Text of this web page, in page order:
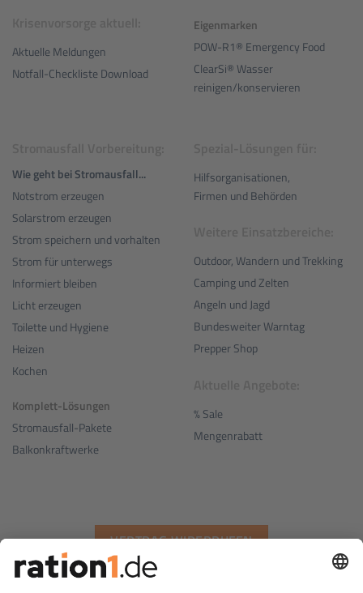
Aktuelle Meldungen
Notfall-Checkliste Download
Eigenmarken
POW-R1® Emergency Food
ClearSi® Wasser
reinigen/konservieren
Wie geht bei Stromausfall...
Notstrom erzeugen
Solarstrom erzeugen
Strom speichern und vorhalten
Strom für unterwegs
Informiert bleiben
Licht erzeugen
Toilette und Hygiene
Heizen
Kochen
Komplett-Lösungen
Stromausfall-Pakete
Balkonkraftwerke
Hilfsorganisationen,
Firmen und Behörden
Outdoor, Wandern und Trekking
Camping und Zelten
Angeln und Jagd
Bundesweiter Warntag
Prepper Shop
% Sale
Mengenrabatt
VERTRAG WIDERRUFEN